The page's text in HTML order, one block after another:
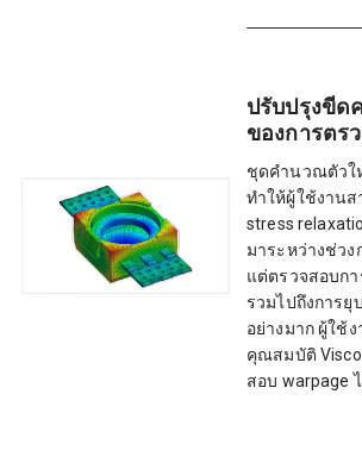
ปรับปรุงขีด
ของการตร
ชุดคำนวณตัวใ
ทำให้ผู้ใช้งาน
stress
มาระหว่างช่วง
แต่ตรวจสอบก
รวมไปถึงการ
อย่างมาก ผู้ใช้
คุณสมบัติ
สอบ warpage